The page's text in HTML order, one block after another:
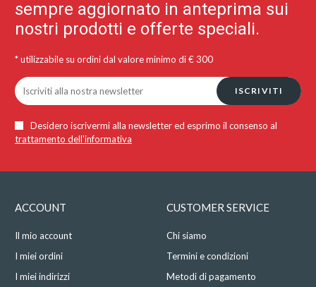
sempre aggiornato in anteprima sui
nostri prodotti e offerte speciali.
* utilizzabile su ordini dal valore minimo di € 300
ISCRIVITI
Desidero iscrivermi alla newsletter ed esprimo il consenso al
trattamento dell'informativa
ACCOUNT
Il mio account
I miei ordini
I miei indirizzi
CUSTOMER SERVICE
Chi siamo
Termini e condizioni
Metodi di pagamento